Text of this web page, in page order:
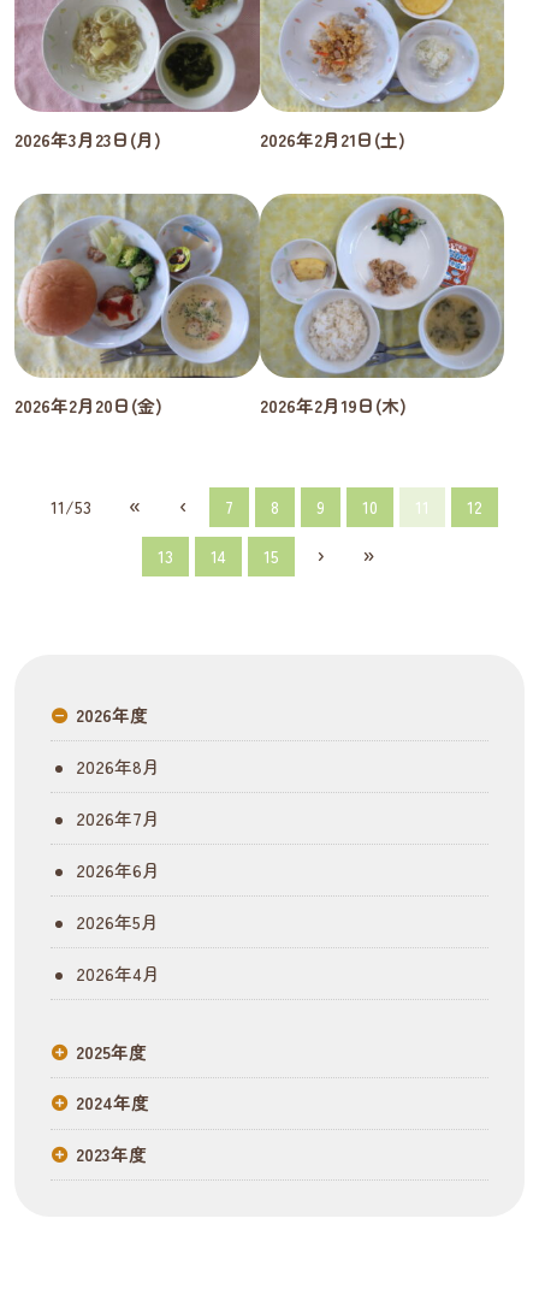
2026年3月23日(月) 2026年2月21日(土)
2026年2月20日(金) 2026年2月19日(木)
11/53 « ‹ 7 8 9 10 11 12
13 14 15 › »
2026年度
2026年8月
2026年7月
2026年6月
2026年5月
2026年4月
2025年度
2024年度
2023年度